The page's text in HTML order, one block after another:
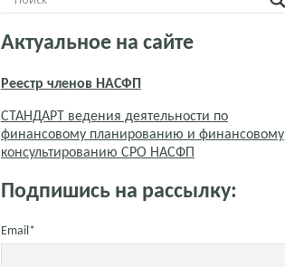
Актуальное на сайте
Реестр членов НАСФП
СТАНДАРТ ведения деятельности по
финансовому планированию и финансовому
консультированию СРО НАСФП
Подпишись на рассылку:
Email*